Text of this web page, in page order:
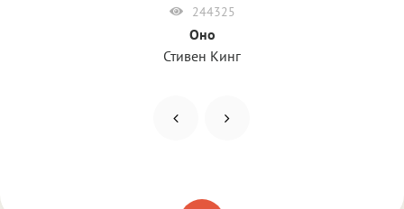
244325
Оно
Стивен Кинг